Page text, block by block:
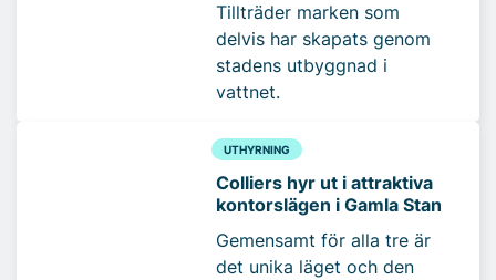
Tillträder marken som
delvis har skapats genom
stadens utbyggnad i
vattnet.
UTHYRNING
Colliers hyr ut i attraktiva
kontorslägen i Gamla Stan
Gemensamt för alla tre är
det unika läget och den